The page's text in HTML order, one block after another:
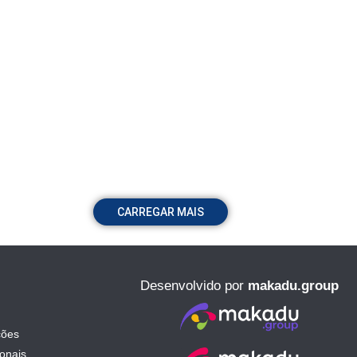
CARREGAR MAIS
Desenvolvido por makadu.group